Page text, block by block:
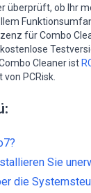
überprüft, ob Ihr
für Combo
Cleaner ist
PCRisk.
Sie
die